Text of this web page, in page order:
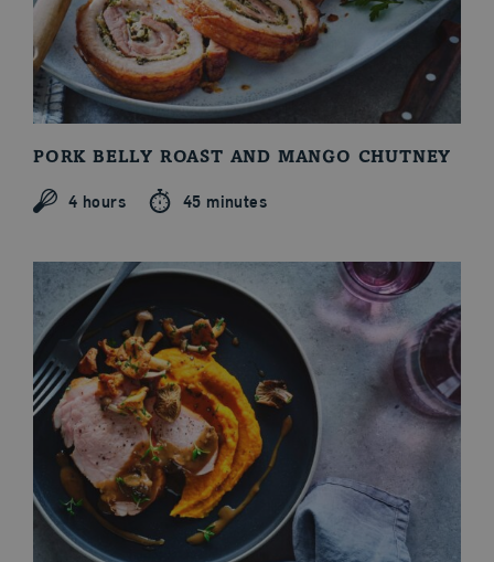
PORK BELLY ROAST AND MANGO CHUTNEY
4 hours 45 minutes